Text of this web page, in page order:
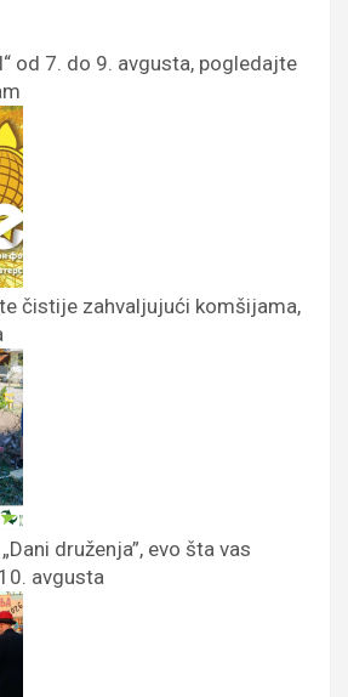
od 7. do 9. avgusta, pogledajte
čistije zahvaljujući komšijama,
druženja”, evo šta vas
avgusta